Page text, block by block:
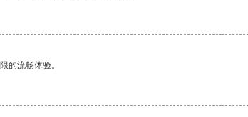
的流畅体验。